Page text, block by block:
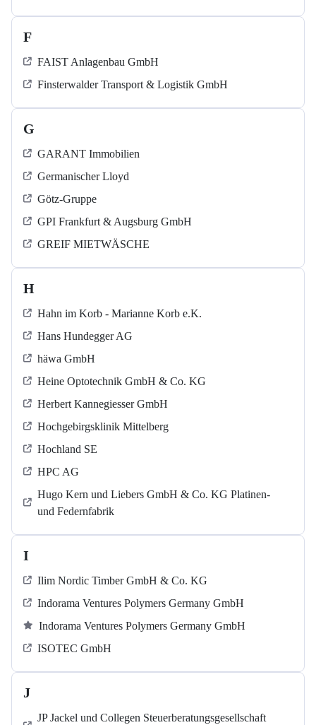
F
FAIST Anlagenbau GmbH
Finsterwalder Transport & Logistik GmbH
G
GARANT Immobilien
Germanischer Lloyd
Götz-Gruppe
GPI Frankfurt & Augsburg GmbH
GREIF MIETWÄSCHE
H
Hahn im Korb - Marianne Korb e.K.
Hans Hundegger AG
häwa GmbH
Heine Optotechnik GmbH & Co. KG
Herbert Kannegiesser GmbH
Hochgebirgsklinik Mittelberg
Hochland SE
HPC AG
Hugo Kern und Liebers GmbH & Co. KG Platinen-
und Federnfabrik
I
Ilim Nordic Timber GmbH & Co. KG
Indorama Ventures Polymers Germany GmbH
Indorama Ventures Polymers Germany GmbH
ISOTEC GmbH
J
JP Jackel und Collegen Steuerberatungsgesellschaft